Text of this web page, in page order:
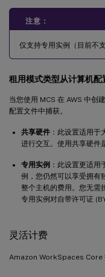
注意：
仅支持专用实例（目前不
租用模式类型从计算机配
当您使用 MCS 在 AWS 中创
配置文件中捕获。
共享硬件 ：此设置适用
进行交互。使用共享硬件
专用实例 ：此设置更适
例，您仍然可以享受拥有
整个主机的费用。您无需
专用实例对自带许可证
灵活计费
Amazon WorkSpaces Core